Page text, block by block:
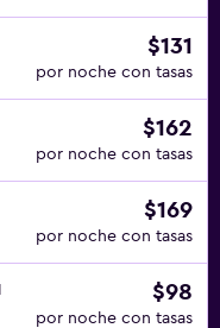
$131
por noche con tasas
$162
por noche con tasas
$169
por noche con tasas
$98
por noche con tasas